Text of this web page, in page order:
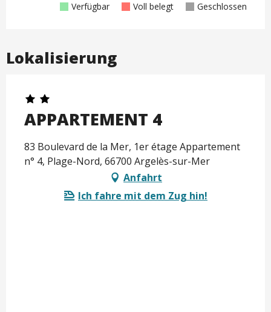
Verfügbar Voll belegt Geschlossen
Lokalisierung
APPARTEMENT 4
83 Boulevard de la Mer, 1er étage Appartement
n° 4, Plage-Nord, 66700 Argelès-sur-Mer
Anfahrt
Ich fahre mit dem Zug hin!